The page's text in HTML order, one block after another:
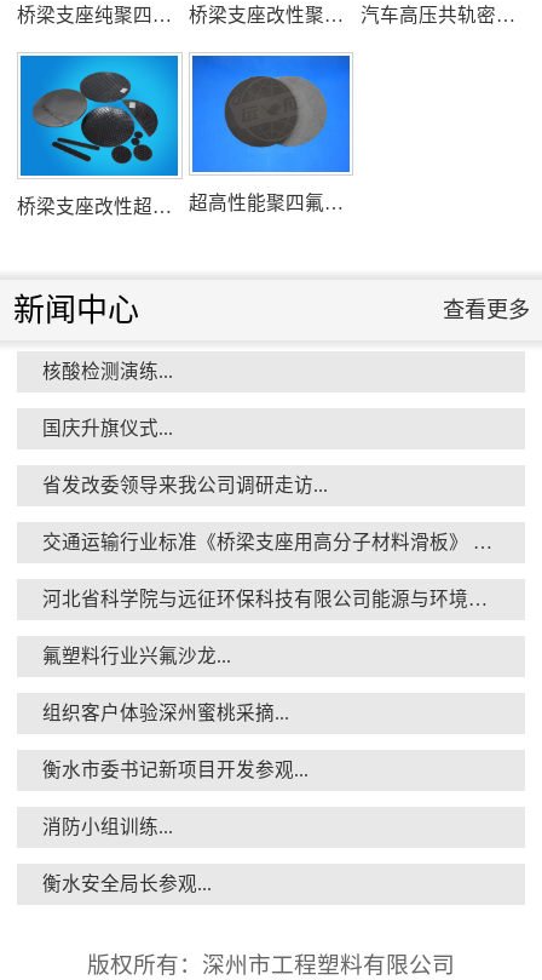
组织客户体验深州蜜桃采摘...
衡水市委书记新项目开发参观...
消防小组训练...
桥梁支座纯聚四氟乙烯滑板 桥梁支座改性聚四氟乙烯滑板 汽车高压共轨密封圈
桥梁支座改性超高分子量聚乙烯滑板 超高性能聚四氟乙烯滑板
新闻中心 查看更多
核酸检测演练...
国庆升旗仪式...
省发改委领导来我公司调研走访...
交通运输行业标准《桥梁支座用高分子材料滑板》 送审稿审查会在京召开...
河北省科学院与远征环保科技有限公司能源与环境新材料成果转化基地签约暨揭牌仪式...
氟塑料行业兴氟沙龙...
组织客户体验深州蜜桃采摘...
衡水市委书记新项目开发参观...
消防小组训练...
衡水安全局长参观...
版权所有：深州市工程塑料有限公司